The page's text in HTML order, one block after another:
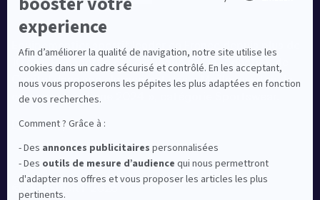
Equipementier sportif leader en France depuis plus de
10 ans, Ekinsport a été distingué par la rédaction de
Capital dans son classement des « Meilleurs sites de
commerce en ligne 2024 », catégorie Sportswear.
En savoir plus
© EKINSPORT 2026